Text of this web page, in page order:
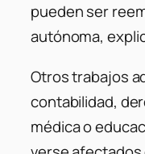
pueden ser
autónoma,
Otros trabajos
contabilidad,
médica o